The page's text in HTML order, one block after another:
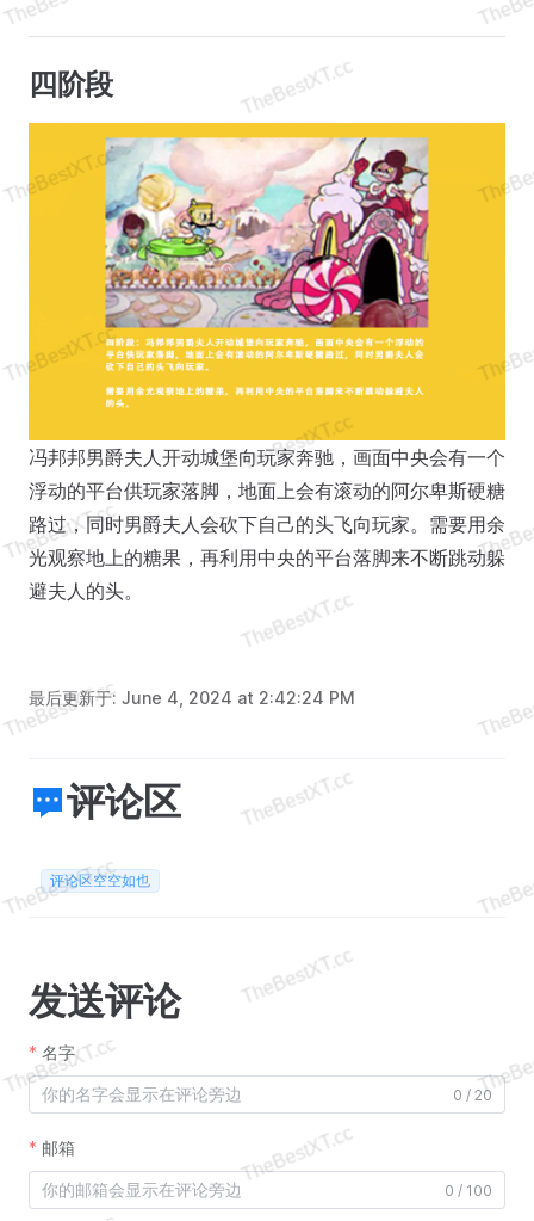
四阶段
冯邦邦男爵夫人开动城堡向玩家奔驰，画面中央会有一个
浮动的平台供玩家落脚，地面上会有滚动的阿尔卑斯硬糖
路过，同时男爵夫人会砍下自己的头飞向玩家。需要用余
光观察地上的糖果，再利用中央的平台落脚来不断跳动躲
避夫人的头。
最后更新于: June 4, 2024 at 2:42:24 PM
评论区
评论区空空如也
发送评论
名字
0 / 20
邮箱
0 / 100